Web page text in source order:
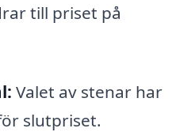
till priset på
Valet av stenar har
slutpriset.